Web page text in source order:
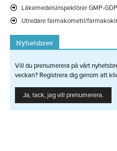
Läkemedelsinspektörer GMP-
Utredare farmakometri/
Nyhetsbrev
Vill du prenumerera på vårt
veckan? Registrera dig genom att
Ja, tack, jag vill prenumerera.